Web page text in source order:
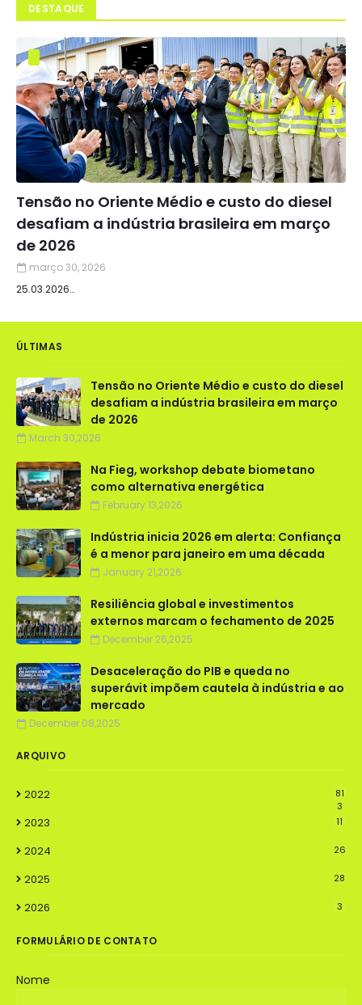
DESTAQUE
Tensão no Oriente Médio e custo do diesel
desafiam a indústria brasileira em março
de 2026
março 30, 2026
25.03.2026…
ÚLTIMAS
Tensão no Oriente Médio e custo do diesel
desafiam a indústria brasileira em março
de 2026
March 30,2026
Na Fieg, workshop debate biometano
como alternativa energética
February 13,2026
Indústria inicia 2026 em alerta: Confiança
é a menor para janeiro em uma década
January 21,2026
Resiliência global e investimentos
externos marcam o fechamento de 2025
December 26,2025
Desaceleração do PIB e queda no
superávit impõem cautela à indústria e ao
mercado
December 08,2025
ARQUIVO
2022
81
3
2023 11
2024 26
2025 28
2026 3
FORMULÁRIO DE CONTATO
Nome